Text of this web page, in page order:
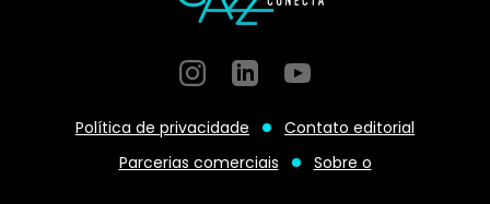
InstagramGitHubGitHub
Política de privacidade
Contato editorial
Parcerias comerciais
Sobre o